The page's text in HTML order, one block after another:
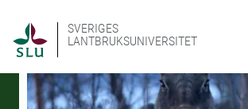
SVERIGES
LANTBRUKSUNIVERSITET